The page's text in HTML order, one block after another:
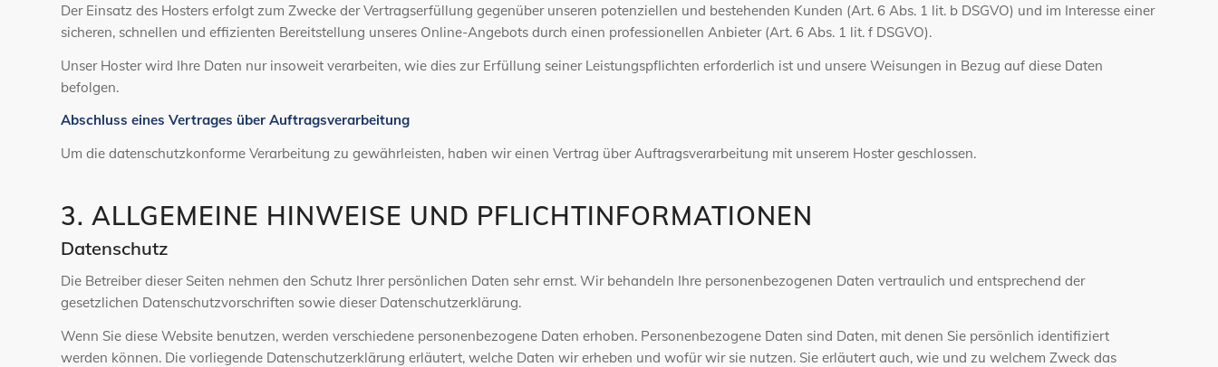
Der Einsatz des Hosters erfolgt zum Zwecke der Vertragserfüllung gegenüber unseren potenziellen und bestehenden Kunden (Art. 6 Abs. 1 lit. b DSGVO) und im Interesse einer
sicheren, schnellen und effizienten Bereitstellung unseres Online-Angebots durch einen professionellen Anbieter (Art. 6 Abs. 1 lit. f DSGVO).
Unser Hoster wird Ihre Daten nur insoweit verarbeiten, wie dies zur Erfüllung seiner Leistungspflichten erforderlich ist und unsere Weisungen in Bezug auf diese Daten
befolgen.
Abschluss eines Vertrages über Auftragsverarbeitung
Um die datenschutzkonforme Verarbeitung zu gewährleisten, haben wir einen Vertrag über Auftragsverarbeitung mit unserem Hoster geschlossen.
3. ALLGEMEINE HINWEISE UND PFLICHTINFORMATIONEN
Datenschutz
Die Betreiber dieser Seiten nehmen den Schutz Ihrer persönlichen Daten sehr ernst. Wir behandeln Ihre personenbezogenen Daten vertraulich und entsprechend der
gesetzlichen Datenschutzvorschriften sowie dieser Datenschutzerklärung.
Wenn Sie diese Website benutzen, werden verschiedene personenbezogene Daten erhoben. Personenbezogene Daten sind Daten, mit denen Sie persönlich identifiziert
werden können. Die vorliegende Datenschutzerklärung erläutert, welche Daten wir erheben und wofür wir sie nutzen. Sie erläutert auch, wie und zu welchem Zweck das